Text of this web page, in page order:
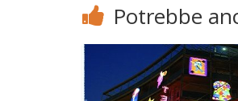
Potrebbe